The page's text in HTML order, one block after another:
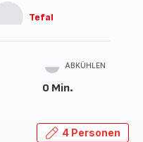
Tefal
ABKÜHLEN
0 Min.
4 Personen